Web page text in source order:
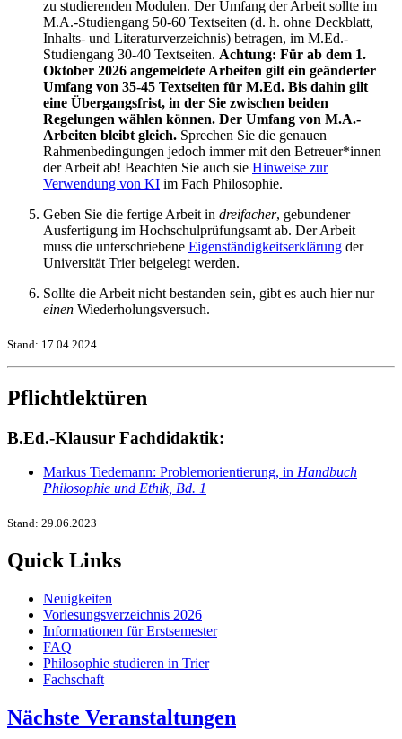
zu studierenden Modulen. Der Umfang der Arbeit sollte im
M.A.-Studiengang 50-60 Textseiten (d. h. ohne Deckblatt,
Inhalts- und Literaturverzeichnis) betragen, im M.Ed.-
Studiengang 30-40 Textseiten. Achtung: Für ab dem 1.
Oktober 2026 angemeldete Arbeiten gilt ein geänderter
Umfang von 35-45 Textseiten für M.Ed. Bis dahin gilt
eine Übergangsfrist, in der Sie zwischen beiden
Regelungen wählen können. Der Umfang von M.A.-
Arbeiten bleibt gleich. Sprechen Sie die genauen
Rahmenbedingungen jedoch immer mit den Betreuer*innen
der Arbeit ab! Beachten Sie auch sie Hinweise zur
Verwendung von KI im Fach Philosophie.
Geben Sie die fertige Arbeit in dreifacher, gebundener
Ausfertigung im Hochschulprüfungsamt ab. Der Arbeit
muss die unterschriebene Eigenständigkeitserklärung der
Universität Trier beigelegt werden.
Sollte die Arbeit nicht bestanden sein, gibt es auch hier nur
einen Wiederholungsversuch.
Stand: 17.04.2024
Pflichtlektüren
B.Ed.-Klausur Fachdidaktik:
Markus Tiedemann: Problemorientierung, in Handbuch
Philosophie und Ethik, Bd. 1
Stand: 29.06.2023
Quick Links
Neuigkeiten
Vorlesungsverzeichnis 2026
Informationen für Erstsemester
FAQ
Philosophie studieren in Trier
Fachschaft
Nächste Veranstaltungen